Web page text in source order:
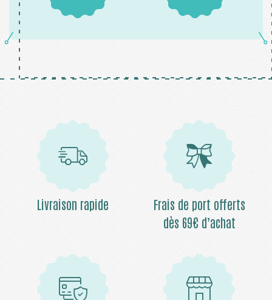
Livraison rapide
Frais de port offerts
dès 69€ d’achat